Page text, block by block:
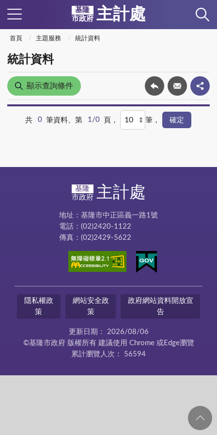
基隆
市政府 主計處
首頁 主題服務 統計資料
統計資料
顯示查詢條件
共 0 筆資料、第 1/0 頁， 筆，
基隆
市政府 主計處
地址：基隆市中正區義一路1號
電話：(02)2420-1122
傳真：(02)2429-5622
隱私權政
策
網站安全政
策
政府網站資料開放宣
告
更新日期： 2026/08/06
©基隆市政府 版權所有 建議使用 Chrome 或Edge瀏覽
累計瀏覽人次： 56594